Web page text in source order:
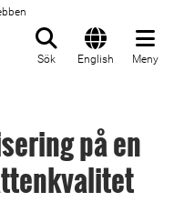
Sök English Meny
på en